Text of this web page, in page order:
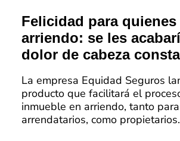
Felicidad para
arriendo: se les
dolor de cabeza
La empresa Equidad Seguros
producto que facilitará el
inmueble en arriendo, tanto para
arrendatarios, como propietarios.